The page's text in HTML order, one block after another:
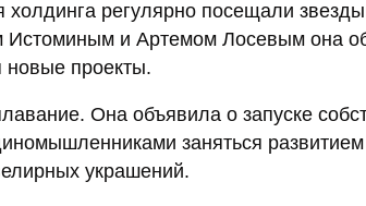
регулярно посещали
Истоминым и Артемом Лосевым она
новые проекты.
Она объявила о запуске
заняться
украшений.